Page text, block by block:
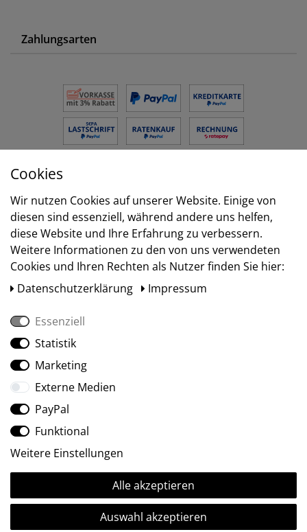
Zahlungsarten
Versand
Social Media
Ⓒ2009-2026 ARTland GmbH • Alle Rechte vorbehalten.
Cookies
Wir nutzen Cookies auf unserer Website. Einige von
diesen sind essenziell, während andere uns helfen,
diese Website und Ihre Erfahrung zu verbessern.
Weitere Informationen zu den von uns verwendeten
Cookies und Ihren Rechten als Nutzer finden Sie hier:
Daten­schutz­erklärung
Impressum
Essenziell
Statistik
Marketing
Externe Medien
PayPal
Funktional
Weitere Einstellungen
Alle akzeptieren
Auswahl akzeptieren